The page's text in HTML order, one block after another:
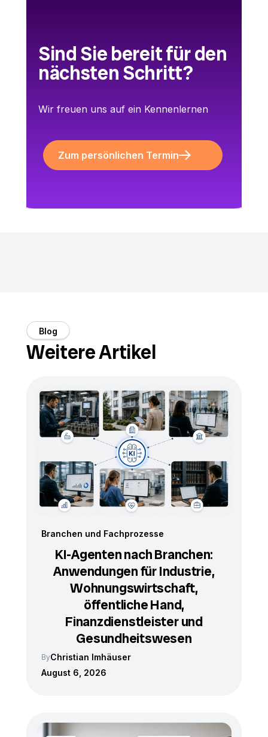
Sind Sie bereit für den
nächsten Schritt?
Wir freuen uns auf ein Kennenlernen
Zum persönlichen Termin
Blog
Weitere Artikel
Branchen und Fachprozesse
KI-Agenten nach Branchen:
Anwendungen für Industrie,
Wohnungswirtschaft,
öffentliche Hand,
Finanzdienstleister und
Gesundheitswesen
ByChristian Imhäuser
August 6, 2026